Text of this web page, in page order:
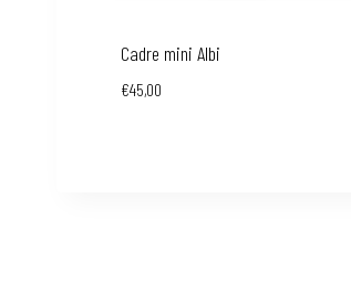
Cadre mini Albi
€45,00